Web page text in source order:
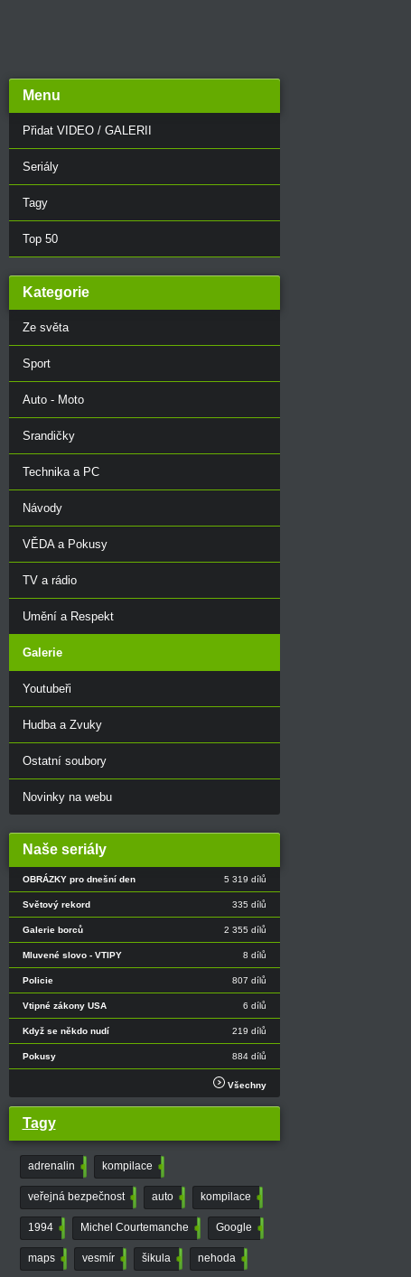
Menu
Přidat VIDEO / GALERII
Seriály
Tagy
Top 50
Kategorie
Ze světa
Sport
Auto - Moto
Srandičky
Technika a PC
Návody
VĚDA a Pokusy
TV a rádio
Umění a Respekt
Galerie
Youtubeři
Hudba a Zvuky
Ostatní soubory
Novinky na webu
Naše seriály
OBRÁZKY pro dnešní den 5 319 dílů
Světový rekord 335 dílů
Galerie borců 2 355 dílů
Mluvené slovo - VTIPY 8 dílů
Policie 807 dílů
Vtipné zákony USA 6 dílů
Když se někdo nudí 219 dílů
Pokusy 884 dílů
Všechny
Tagy
adrenalin kompilace
veřejná bezpečnost auto kompilace
1994 Michel Courtemanche Google
maps vesmír šikula nehoda